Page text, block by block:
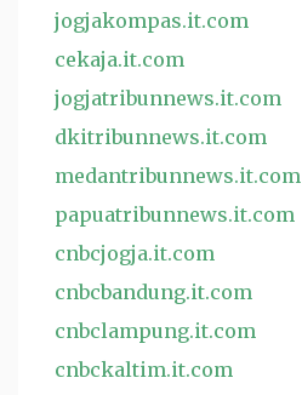
jogjakompas.it.com
cekaja.it.com
jogjatribunnews.it.com
dkitribunnews.it.com
medantribunnews.it.com
papuatribunnews.it.com
cnbcjogja.it.com
cnbcbandung.it.com
cnbclampung.it.com
cnbckaltim.it.com